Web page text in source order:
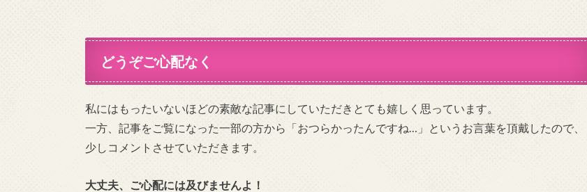
どうぞご心配なく
私にはもったいないほどの素敵な記事にしていただきとても嬉しく思っています。
一方、記事をご覧になった一部の方から「おつらかったんですね…」というお言葉を頂戴したので、
少しコメントさせていただきます。
大丈夫、ご心配には及びませんよ！